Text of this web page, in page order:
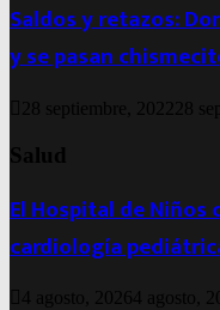
Saldos y retazos:
y se pasan
28 septiembre, 2022 28
Salud
El Hospital de
cardiología
4 agosto, 20264 agosto,